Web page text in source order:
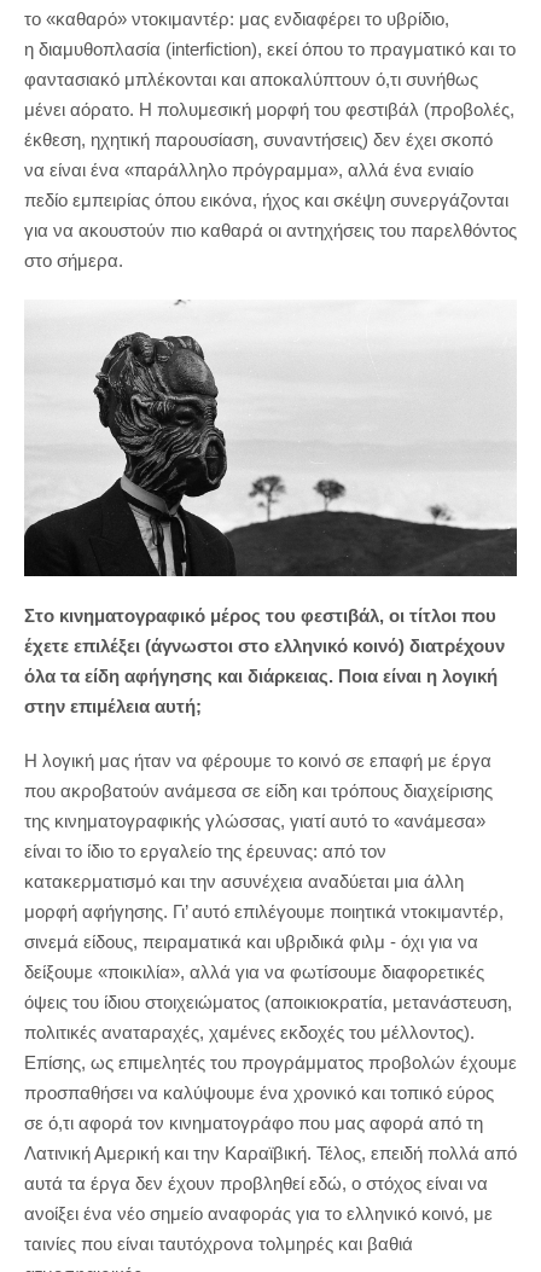
το «καθαρό» ντοκιμαντέρ: μας ενδιαφέρει το υβρίδιο,
η διαμυθοπλασία (interfiction), εκεί όπου το πραγματικό και το
φαντασιακό μπλέκονται και αποκαλύπτουν ό,τι συνήθως
μένει αόρατο. Η πολυμεσική μορφή του φεστιβάλ (προβολές,
έκθεση, ηχητική παρουσίαση, συναντήσεις) δεν έχει σκοπό
να είναι ένα «παράλληλο πρόγραμμα», αλλά ένα ενιαίο
πεδίο εμπειρίας όπου εικόνα, ήχος και σκέψη συνεργάζονται
για να ακουστούν πιο καθαρά οι αντηχήσεις του παρελθόντος
στο σήμερα.
Στο κινηματογραφικό μέρος του φεστιβάλ, οι τίτλοι που
έχετε επιλέξει (άγνωστοι στο ελληνικό κοινό) διατρέχουν
όλα τα είδη αφήγησης και διάρκειας. Ποια είναι η λογική
στην επιμέλεια αυτή;
Η λογική μας ήταν να φέρουμε το κοινό σε επαφή με έργα
που ακροβατούν ανάμεσα σε είδη και τρόπους διαχείρισης
της κινηματογραφικής γλώσσας, γιατί αυτό το «ανάμεσα»
είναι το ίδιο το εργαλείο της έρευνας: από τον
κατακερματισμό και την ασυνέχεια αναδύεται μια άλλη
μορφή αφήγησης. Γι’ αυτό επιλέγουμε ποιητικά ντοκιμαντέρ,
σινεμά είδους, πειραματικά και υβριδικά φιλμ - όχι για να
δείξουμε «ποικιλία», αλλά για να φωτίσουμε διαφορετικές
όψεις του ίδιου στοιχειώματος (αποικιοκρατία, μετανάστευση,
πολιτικές αναταραχές, χαμένες εκδοχές του μέλλοντος).
Επίσης, ως επιμελητές του προγράμματος προβολών έχουμε
προσπαθήσει να καλύψουμε ένα χρονικό και τοπικό εύρος
σε ό,τι αφορά τον κινηματογράφο που μας αφορά από τη
Λατινική Αμερική και την Καραϊβική. Τέλος, επειδή πολλά από
αυτά τα έργα δεν έχουν προβληθεί εδώ, ο στόχος είναι να
ανοίξει ένα νέο σημείο αναφοράς για το ελληνικό κοινό, με
ταινίες που είναι ταυτόχρονα τολμηρές και βαθιά